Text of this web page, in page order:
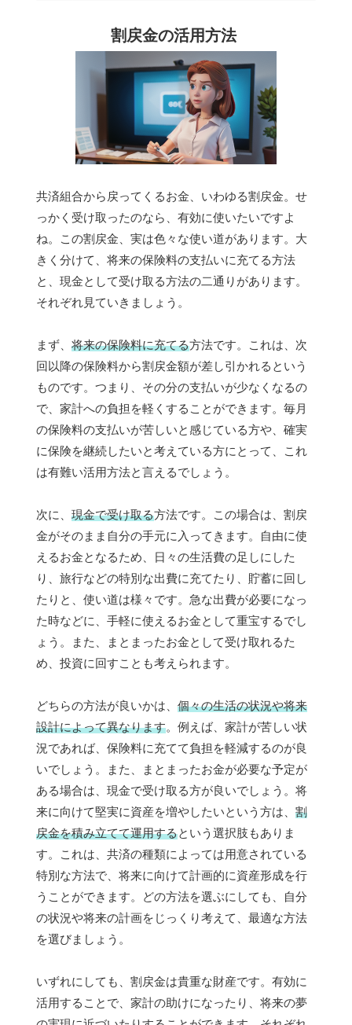
割戻金の活用方法
共済組合から戻ってくるお金、いわゆる割戻金。せ
っかく受け取ったのなら、有効に使いたいですよ
ね。この割戻金、実は色々な使い道があります。大
きく分けて、将来の保険料の支払いに充てる方法
と、現金として受け取る方法の二通りがあります。
それぞれ見ていきましょう。
まず、 将来の保険料に充てる方法です。これは、次
回以降の保険料から割戻金額が差し引かれるという
ものです。つまり、その分の支払いが少なくなるの
で、家計への負担を軽くすることができます。毎月
の保険料の支払いが苦しいと感じている方や、確実
に保険を継続したいと考えている方にとって、これ
は有難い活用方法と言えるでしょう。
次に、 現金で受け取る方法です。この場合は、割戻
金がそのまま自分の手元に入ってきます。自由に使
えるお金となるため、日々の生活費の足しにした
り、旅行などの特別な出費に充てたり、貯蓄に回し
たりと、使い道は様々です。急な出費が必要になっ
た時などに、手軽に使えるお金として重宝するでし
ょう。また、まとまったお金として受け取れるた
め、投資に回すことも考えられます。
どちらの方法が良いかは、 個々の生活の状況や将来
設計によって異なります。例えば、家計が苦しい状
況であれば、保険料に充てて負担を軽減するのが良
いでしょう。また、まとまったお金が必要な予定が
ある場合は、現金で受け取る方が良いでしょう。将
来に向けて堅実に資産を増やしたいという方は、 割
戻金を積み立てて運用するという選択肢もありま
す。これは、共済の種類によっては用意されている
特別な方法で、将来に向けて計画的に資産形成を行
うことができます。どの方法を選ぶにしても、自分
の状況や将来の計画をじっくり考えて、最適な方法
を選びましょう。
いずれにしても、割戻金は貴重な財産です。有効に
活用することで、家計の助けになったり、将来の夢